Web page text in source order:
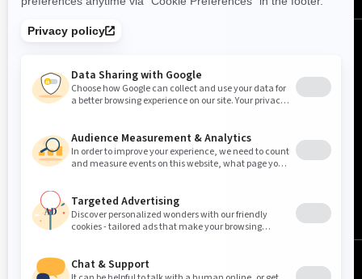
Norge (norsk)